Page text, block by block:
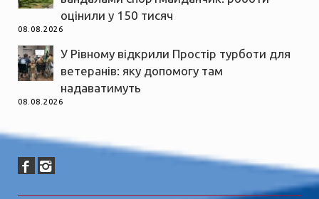
оцінили у 150 тисяч
08.08.2026
У Рівному відкрили Простір турботи для
ветеранів: яку допомогу там
надаватимуть
08.08.2026